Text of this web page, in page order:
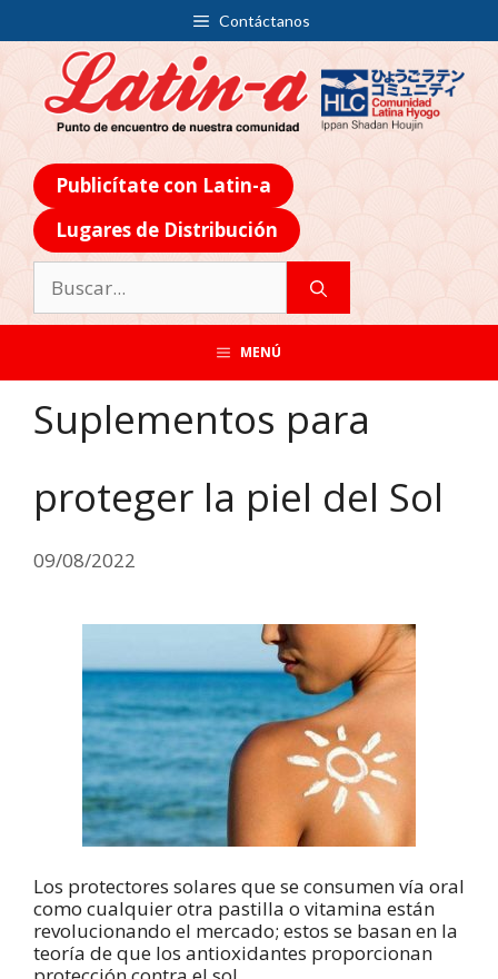
Contáctanos
Publicítate con Latin-a
Lugares de Distribución
MENÚ
Suplementos para
proteger la piel del Sol
09/08/2022
Los protectores solares que se consumen vía oral
como cualquier otra pastilla o vitamina están
revolucionando el mercado; estos se basan en la
teoría de que los antioxidantes proporcionan